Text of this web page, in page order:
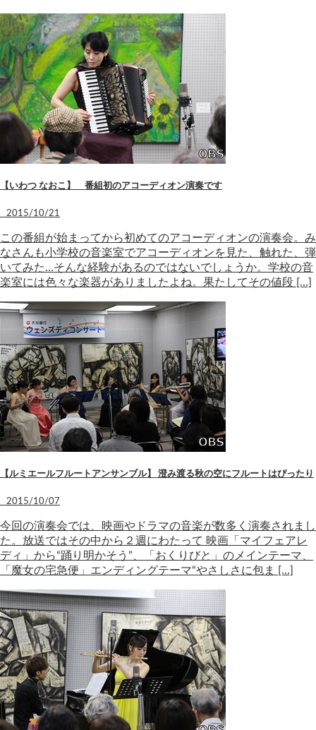
【いわつ なおこ】 番組初のアコーディオン演奏です
2015/10/21
この番組が始まってから初めてのアコーディオンの演奏会。み
なさんも小学校の音楽室でアコーディオンを見た、触れた、弾
いてみた…そんな経験があるのではないでしょうか。学校の音
楽室には色々な楽器がありましたよね。果たしてその値段 […]
【ルミエールフルートアンサンブル】 澄み渡る秋の空にフルートはぴったり
2015/10/07
今回の演奏会では、映画やドラマの音楽が数多く演奏されまし
た。放送ではその中から２週にわたって 映画「マイフェアレ
ディ」から“踊り明かそう”、「おくりびと」のメインテーマ、
「魔女の宅急便」エンディングテーマ“やさしさに包ま […]